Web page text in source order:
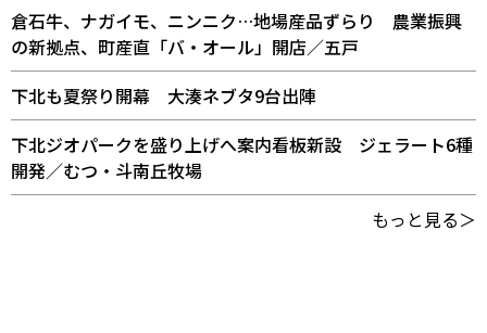
倉石牛、ナガイモ、ニンニク…地場産品ずらり 農業振興
の新拠点、町産直「バ・オール」開店／五戸
下北も夏祭り開幕 大湊ネブタ9台出陣
下北ジオパークを盛り上げへ案内看板新設 ジェラート6種
開発／むつ・斗南丘牧場
もっと見る＞